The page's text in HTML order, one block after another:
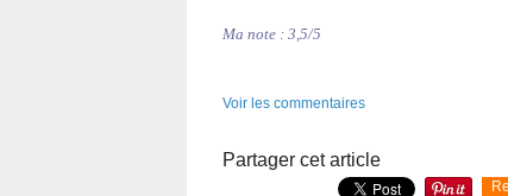
Ma note : 3,5/5
Voir les commentaires
Partager cet article